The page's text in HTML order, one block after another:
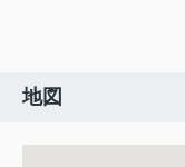
地図